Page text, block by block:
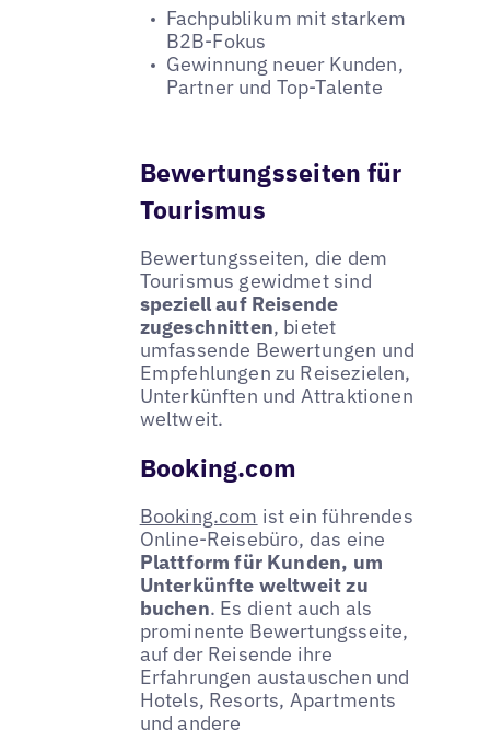
Fachpublikum mit starkem
B2B-Fokus
Gewinnung neuer Kunden,
Partner und Top-Talente
Bewertungsseiten für
Tourismus
Bewertungsseiten, die dem
Tourismus gewidmet sind
speziell auf Reisende
zugeschnitten, bietet
umfassende Bewertungen und
Empfehlungen zu Reisezielen,
Unterkünften und Attraktionen
weltweit.
Booking.com
Booking.com ist ein führendes
Online-Reisebüro, das eine
Plattform für Kunden, um
Unterkünfte weltweit zu
buchen. Es dient auch als
prominente Bewertungsseite,
auf der Reisende ihre
Erfahrungen austauschen und
Hotels, Resorts, Apartments
und andere